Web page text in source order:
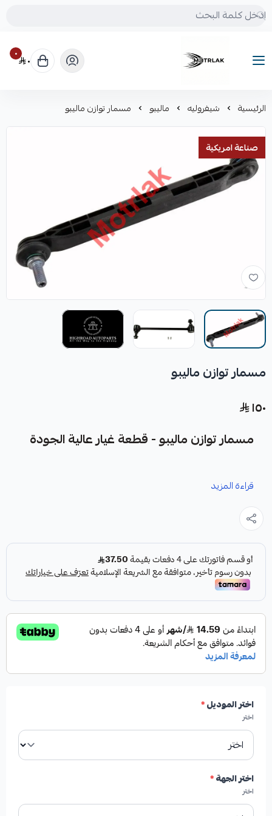
Motrlak
٠ ٠
الرئيسية شيفروليه ماليبو مسمار توازن ماليبو
صناعة امريكية
مسمار توازن ماليبو
١٥٠
مسمار توازن ماليبو - قطعة غيار عالية الجودة
مصممة خصيصًا لسيارتك.
المواصفات والمميزات:
✓قطعة غيار أمامية للتوازن.
✓صناعة أمريكية لضمان الجودة والمتانة.
موثوقة.
✓جودة عالية تضمن أداءً ممتازًا.
قراءة المزيد
اختر الموديل*
اختر
اختر الجهة*
اختر